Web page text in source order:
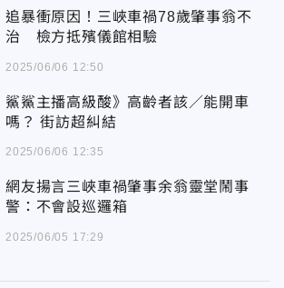
追暴衝原因！三峽車禍78歲肇事翁不
治 檢方抵殯儀館相驗
2025/06/06 12:50
鯊鯊主播高級酸》高齡者該／能開車
嗎？ 街訪超糾結
2025/06/06 12:35
網友揚言三峽車禍肇事余翁靈堂鬧事
警：不會設巡邏箱
2025/06/05 17:29